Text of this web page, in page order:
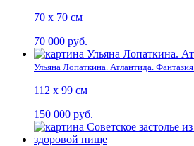
70 х 70 см
70 000 руб.
Ульяна Лопаткина. Атлантида. Фантазия.
112 х 99 см
150 000 руб.